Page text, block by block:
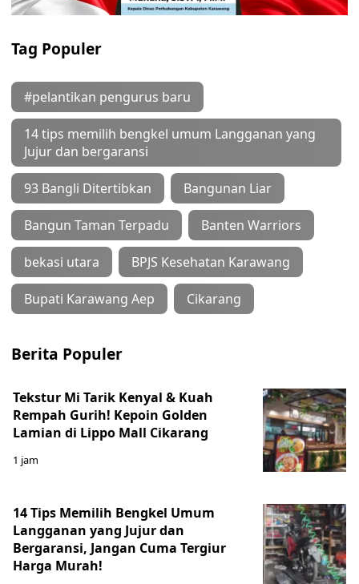
Tag Populer
#pelantikan pengurus baru
14 tips memilih bengkel umum Langganan yang
Jujur dan bergaransi
93 Bangli Ditertibkan Bangunan Liar
Bangun Taman Terpadu Banten Warriors
bekasi utara BPJS Kesehatan Karawang
Bupati Karawang Aep Cikarang
Berita Populer
Tekstur Mi Tarik Kenyal & Kuah
Rempah Gurih! Kepoin Golden
Lamian di Lippo Mall Cikarang
1 jam
14 Tips Memilih Bengkel Umum
Langganan yang Jujur dan
Bergaransi, Jangan Cuma Tergiur
Harga Murah!